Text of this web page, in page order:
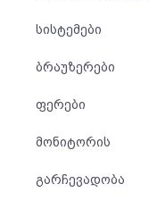
სისტემები
ბრაუზერები
ფერები
მონიტორის
გარჩევადობა